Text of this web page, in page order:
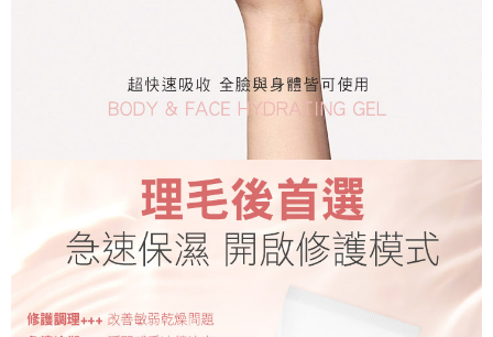
５．嚴禁一人註冊多個帳號或使用他人資訊註冊。若發現惡意使用之情形，
恩沛科技股份有限公司將有權停止該用戶之使用額度並採取法律行動。